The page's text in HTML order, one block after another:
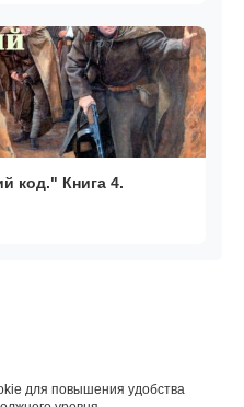
код." Книга 4.
для повышения удобства